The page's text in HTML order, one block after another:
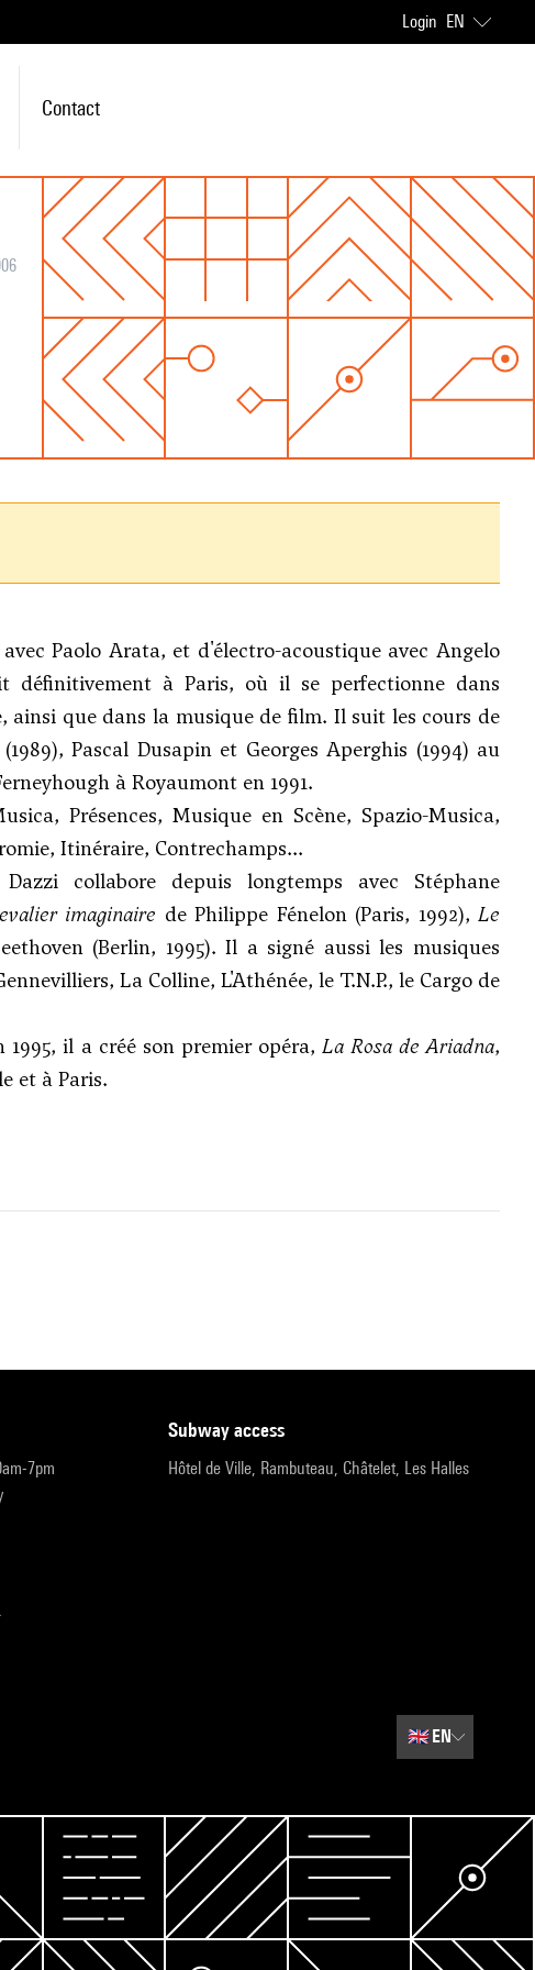
Login EN
Contact
Paolo Arata, et d'électro-acoustique avec Angelo
définitivement à Paris, où il se perfectionne dans
que dans la musique de film. Il suit les cours de
Pascal Dusapin et Georges Aperghis (1994) au
à Royaumont en 1991.
Présences, Musique en Scène, Spazio-Musica,
Itinéraire, Contrechamps...
collabore depuis longtemps avec Stéphane
imaginaire de Philippe Fénelon (Paris, 1992), Le
(Berlin, 1995). Il a signé aussi les musiques
La Colline, L'Athénée, le T.N.P., le Cargo de
il a créé son premier opéra, La Rosa de Ariadna,
et à Paris.
7pm
subway access
Hôtel de Ville, Rambuteau, Châtelet, Les Halles
🇬🇧EN